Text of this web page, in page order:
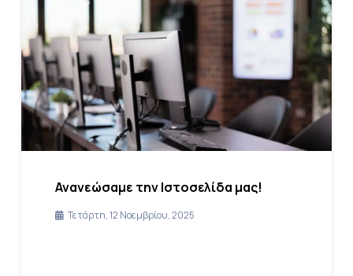
Ανανεώσαμε την Ιστοσελίδα μας!
Τετάρτη, 12 Νοεμβρίου, 2025